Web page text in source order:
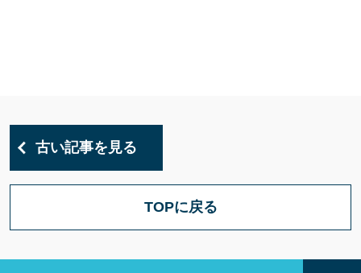
古い記事を見る
TOPに戻る